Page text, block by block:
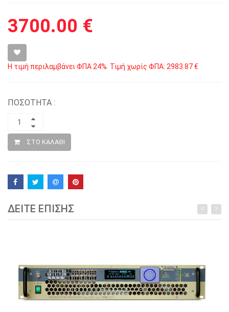
3700.00 €
Η τιμή περιλαμβάνει ΦΠΑ 24%. Τιμή χωρίς ΦΠΑ: 2983.87 €
ΠΟΣΟΤΗΤΑ :
ΣΤΟ ΚΑΛΑΘΙ
ΔΕΙΤΕ ΕΠΙΣΗΣ